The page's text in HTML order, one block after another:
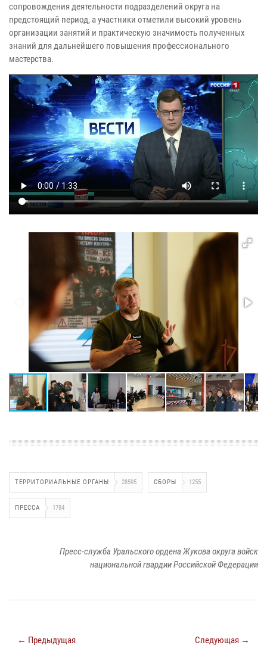
сопровождения деятельности подразделений округа на
предстоящий период, а участники отметили высокий уровень
организации занятий и практическую значимость полученных
знаний для дальнейшего повышения профессионального
мастерства.
ТЕРРИТОРИАЛЬНЫЕ ОРГАНЫ 28595 СБОРЫ 1255
ПРЕССА 1784
Пресс-служба Уральского ордена Жукова округа войск
национальной гвардии Российской Федерации
← Предыдущая Следующая →